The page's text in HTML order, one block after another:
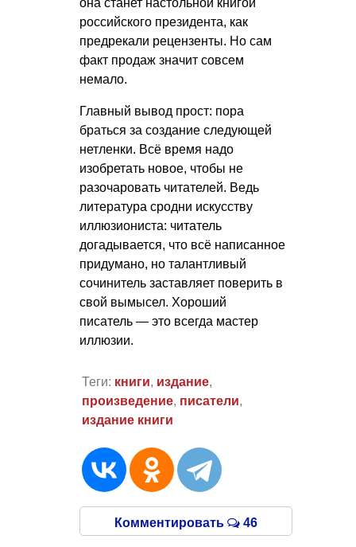
российского президента, как
предрекали рецензенты. Но сам
факт продаж значит совсем
немало.
Главный вывод прост: пора
браться за создание следующей
нетленки. Всё время надо
изобретать новое, чтобы не
разочаровать читателей. Ведь
литература сродни искусству
иллюзиониста: читатель
догадывается, что всё написанное
придумано, но талантливый
сочинитель заставляет поверить в
свой вымысел. Хороший
писатель — это всегда мастер
иллюзии.
Теги: книги, издание,
произведение, писатели,
издание книги
Комментировать 46